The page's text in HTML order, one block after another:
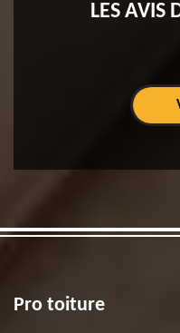
LES AVIS
Pro toiture